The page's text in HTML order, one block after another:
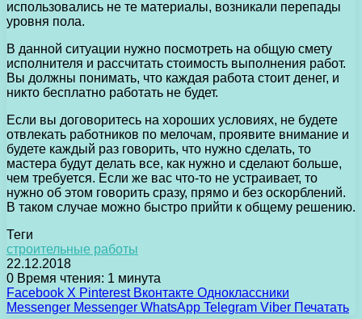
использовались не те материалы, возникали перепады
уровня пола.
В данной ситуации нужно посмотреть на общую смету
исполнителя и рассчитать стоимость выполнения работ.
Вы должны понимать, что каждая работа стоит денег, и
никто бесплатно работать не будет.
Если вы договоритесь на хороших условиях, не будете
отвлекать работников по мелочам, проявите внимание и
будете каждый раз говорить, что нужно сделать, то
мастера будут делать все, как нужно и сделают больше,
чем требуется. Если же вас что-то не устраивает, то
нужно об этом говорить сразу, прямо и без оскорблений.
В таком случае можно быстро прийти к общему решению.
Теги
строительные работы
22.12.2018
0 Время чтения: 1 минута
Facebook X Pinterest Вконтакте Одноклассники
Messenger Messenger WhatsApp Telegram Viber Печатать